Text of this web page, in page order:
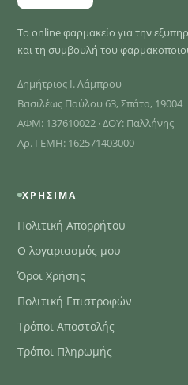
Το online φαρμακείο για την
και τη συμβουλή του
Δημήτριος Ι. Λάμπρου
Βασιλέως Παύλου 63, Σπάτα, 19004
ΑΦΜ: 137610022 · ΔΟΥ: Παλλήνης
Αρ. ΓΕΜΗ: 162571403000
ΧΡΉΣΙΜΑ
Πολιτική Απορρήτου
Ο λογαριασμός μου
Όροι Χρήσης
Πολιτική Επιστροφών
Τρόποι Αποστολής
Τρόποι Πληρωμής